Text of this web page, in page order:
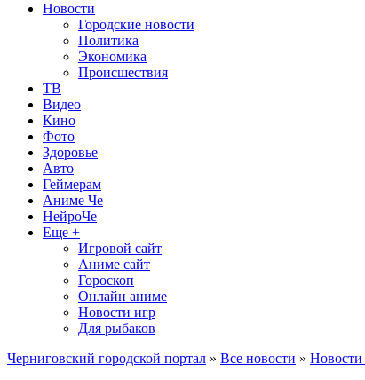
Новости
Городские новости
Политика
Экономика
Происшествия
ТВ
Видео
Кино
Фото
Здоровье
Авто
Геймерам
Аниме Че
НейроЧе
Еще +
Игровой сайт
Аниме сайт
Гороскоп
Онлайн аниме
Новости игр
Для рыбаков
Черниговский городской портал » Все новости » Новости